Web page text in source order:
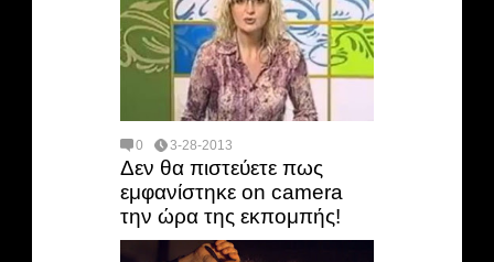
0 3-28-2013
Δεν θα πιστεύετε πως
εμφανίστηκε on camera
την ώρα της εκπομπής!